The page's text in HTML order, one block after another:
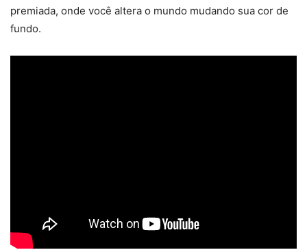
premiada, onde você altera o mundo mudando sua cor de
fundo.